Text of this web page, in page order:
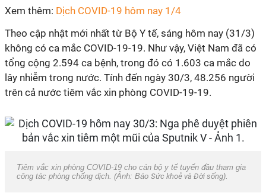
Xem thêm: Dịch COVID-19 hôm nay 1/4
Theo cập nhật mới nhất từ Bộ Y tế, sáng hôm nay (31/3)
không có ca mắc COVID-19-19. Như vậy, Việt Nam đã có
tổng cộng 2.594 ca bệnh, trong đó có 1.603 ca mắc do
lây nhiễm trong nước. Tính đến ngày 30/3, 48.256 người
trên cả nước tiêm vắc xin phòng COVID-19-19.
Tiêm vắc xin phòng COVID-19 cho cán bộ y tế tuyến đầu tham gia
công tác phòng chống dịch. (Ảnh: Báo Sức khoẻ và Đời sống).